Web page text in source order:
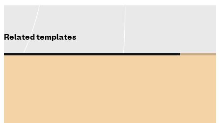
Related templates